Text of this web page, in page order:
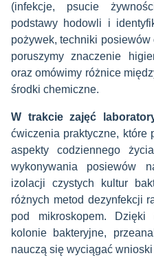
(infekcje, psucie
podstawy hodowli i
pożywek, techniki
poruszymy znaczenie
oraz omówimy różnice
środki chemiczne.
W trakcie zajęć
ćwiczenia praktyczne, które
aspekty codziennego
wykonywania posiewów
izolacji czystych kultur
różnych metod dezynfekcji
pod mikroskopem. Dzięki
kolonie bakteryjne,
nauczą się wyciągać